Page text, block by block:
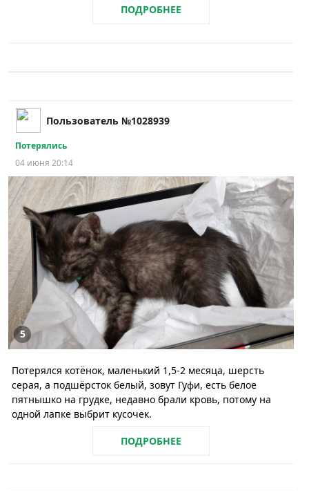
ПОДРОБНЕЕ
Пользователь №1028939
Потерялись
04 июня 20:14
5
Потерялся котёнок, маленький 1,5-2 месяца, шерсть
серая, а подшёрсток белый, зовут Гуфи, есть белое
пятнышко на грудке, недавно брали кровь, потому на
одной лапке выбрит кусочек.
ПОДРОБНЕЕ